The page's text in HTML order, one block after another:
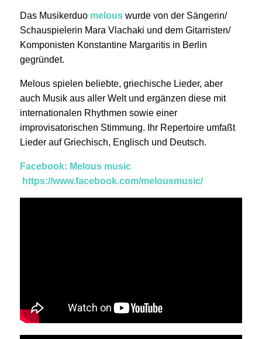
Das Musikerduo melouswurde von der Sängerin/
Schauspielerin Mara Vlachaki und dem Gitarristen/
Komponisten Konstantine Margaritis in Berlin
gegründet.
Melous spielen beliebte, griechische Lieder, aber
auch Musik aus aller Welt und ergänzen diese mit
internationalen Rhythmen sowie einer
improvisatorischen Stimmung. Ihr Repertoire umfaßt
Lieder auf Griechisch, Englisch und Deutsch.
Facebook: Melous music
https://www.facebook.com/melousmusic/